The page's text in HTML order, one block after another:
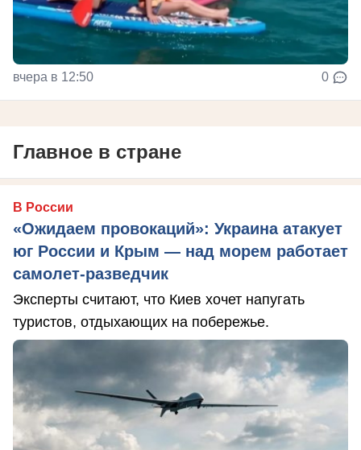
вчера в 12:50 0
Главное в стране
В России
«Ожидаем провокаций»: Украина атакует
юг России и Крым — над морем работает
самолет-разведчик
Эксперты считают, что Киев хочет напугать
туристов, отдыхающих на побережье.